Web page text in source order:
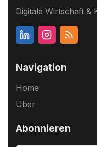
Digitale Wirtschaft &
Navigation
Home
Über
Abonnieren